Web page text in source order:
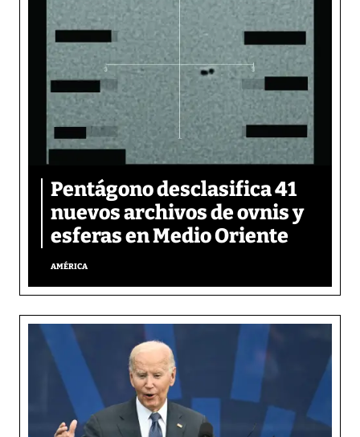
Pentágono desclasifica 41
nuevos archivos de ovnis y
esferas en Medio Oriente
AMÉRICA